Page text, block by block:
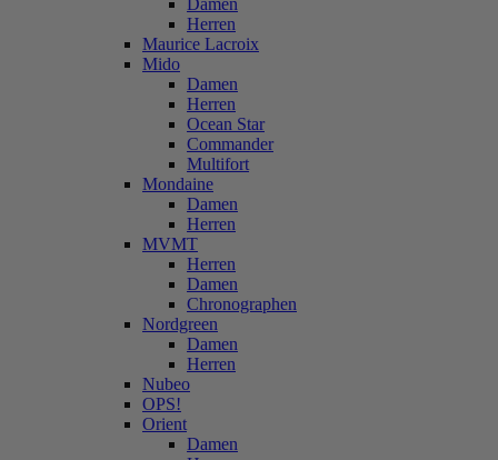
Damen
Herren
Maurice Lacroix
Mido
Damen
Herren
Ocean Star
Commander
Multifort
Mondaine
Damen
Herren
MVMT
Herren
Damen
Chronographen
Nordgreen
Damen
Herren
Nubeo
OPS!
Orient
Damen